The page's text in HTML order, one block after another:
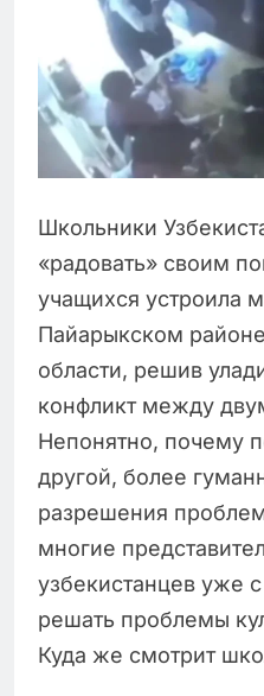
Школьники
«радовать» своим
учащихся устроила
Пайарыкском
области, решив
конфликт между
Непонятно, почему
другой, более
разрешения
многие
узбекистанцев уже с
решать проблемы
Куда же смотрит